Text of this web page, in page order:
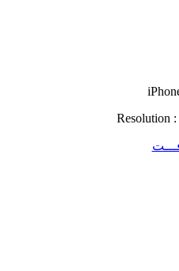
Resolution